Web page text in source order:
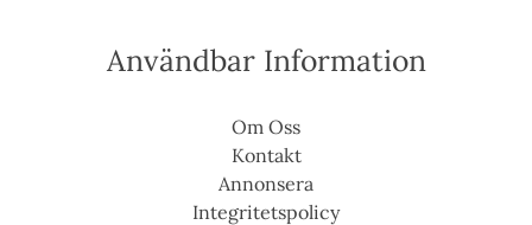
Användbar Information
Om Oss
Kontakt
Annonsera
Integritetspolicy